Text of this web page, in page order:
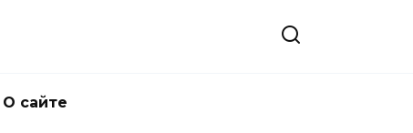
О сайте